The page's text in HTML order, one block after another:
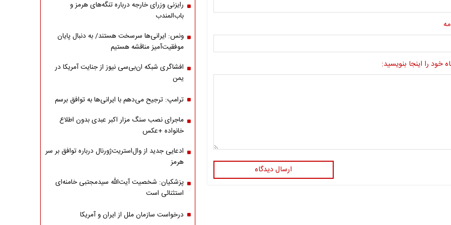
خود را اینجا بنویسید:
ارسال دیدگاه
رایزنی وزرای خارجه درباره تنگه‌های هرمز و
باب‌المندب
ونس: ایرانی‌ها سرسخت هستند/ به دنبال پایان
موفقیت‌آمیز مناقشه هستیم
افشاگری شبکه ان‌بی‌سی نیوز از جنایت آمریکا در
یمن
ترامپ: ترجیح می‌دهم با ایرانی‌‌ها به توافق برسم
ماجرای نصب سنگ مزار اکبر عبدی بدون اطلاع
خانواده +عکس
ادعایی جدید از وال‌استریت‌ژورنال درباره توافق بر سر
هرمز
پزشکیان: شخصیت آیت‌الله سیدمجتبی خامنه‌ای
استثنائی است
درخواست سازمان ملل از ایران و آمریکا